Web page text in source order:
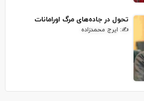
تحول در جاده‌های مرگ اورامانات
✍: ایرج محمدزاده